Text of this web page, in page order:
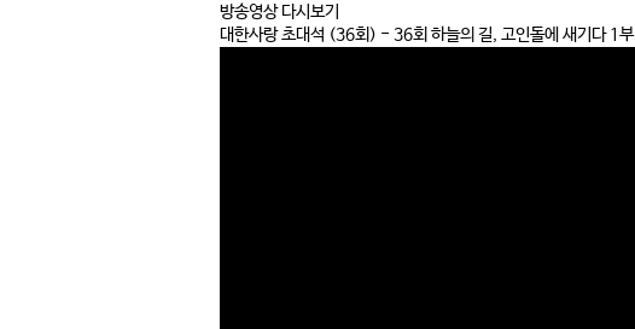
방송영상 다시보기
대한사랑 초대석 (36회) - 36회 하늘의 길, 고인돌에 새기다 1부